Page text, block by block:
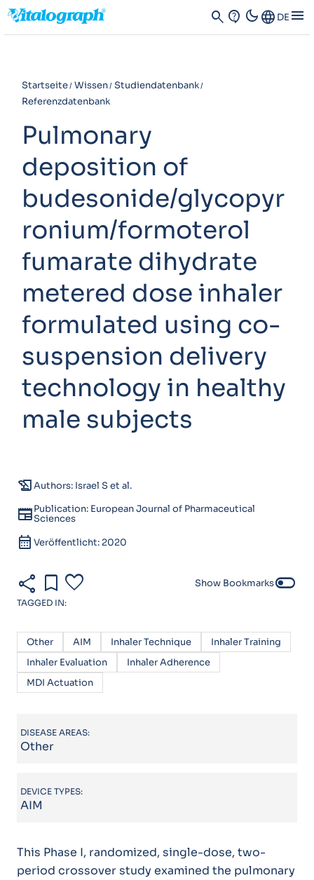
search contact_support dark_modeLanguage DE menu
Startseite Wissen Studiendatenbank
Referenzdatenbank
Pulmonary
deposition of
budesonide/glycopyr
ronium/formoterol
fumarate dihydrate
metered dose inhaler
formulated using co-
suspension delivery
technology in healthy
male subjects
history_eduAuthors: Israel S et al.
newspaperPublication: European Journal of Pharmaceutical
Sciences
calendar_month Veröffentlicht: 2020
share bookmark favorite Show Bookmarkstoggle_off
TAGGED IN:
Other AIM Inhaler Technique
Inhaler Training
Inhaler Evaluation
Inhaler Adherence
MDI Actuation
DISEASE AREAS:
Other
DEVICE TYPES:
AIM
This Phase I, randomized, single-dose, two-
period crossover study examined the pulmonary